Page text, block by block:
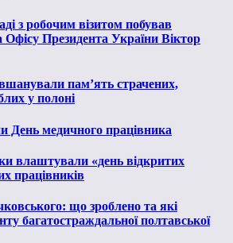
з робочим візитом побував
Офісу Президента України Віктор
пам’ять страчених,
у полоні
День медичного працівника
влаштували «день відкритих
працівників
що зроблено та які
багатостраждальної полтавської